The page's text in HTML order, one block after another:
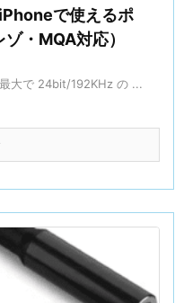
で使えるポ
・MQA対応）
大で 24bit/192KHz の ...